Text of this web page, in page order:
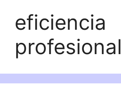
eficiencia
profesional